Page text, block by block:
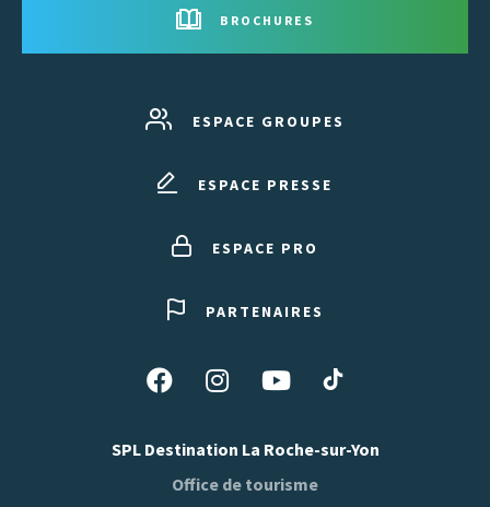
BROCHURES
ESPACE GROUPES
ESPACE PRESSE
ESPACE PRO
PARTENAIRES
Suivez-
sur
Facebook
Suivez-
sur
Instagram
Suivez-
sur
Youtube
Suivez-
sur
SPL Destination La Roche-sur-Yon
Office de tourisme